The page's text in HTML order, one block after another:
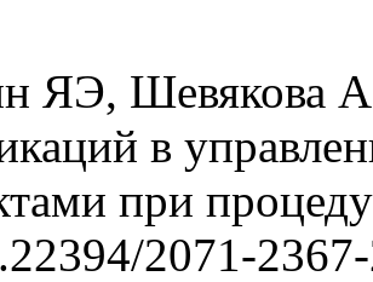
ЯЭ, Шевякова
в
при
2071-